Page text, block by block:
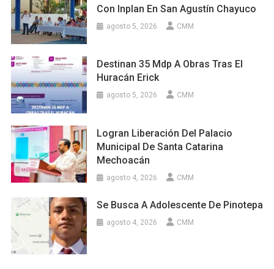
Con Inplan En San Agustín Chayuco
agosto 5, 2026 CMM
Destinan 35 Mdp A Obras Tras El
Huracán Erick
agosto 5, 2026 CMM
Logran Liberación Del Palacio
Municipal De Santa Catarina
Mechoacán
agosto 4, 2026 CMM
Se Busca A Adolescente De Pinotepa
agosto 4, 2026 CMM